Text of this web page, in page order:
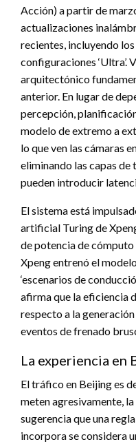
Acción) a partir de
actualizaciones
recientes, incluyendo
configuraciones ‘Ultra’.
arquitectónico
anterior. En lugar de
percepción,
modelo de extremo a
lo que ven las cámaras
eliminando las capas
pueden introducir
El sistema está
artificial Turing de
de potencia de cómputo
Xpeng entrenó el
‘escenarios de
afirma que la eficiencia
respecto a la
eventos de frenado
La experiencia en
El tráfico en Beijing es
meten agresivamente,
sugerencia que una
incorpora se considera